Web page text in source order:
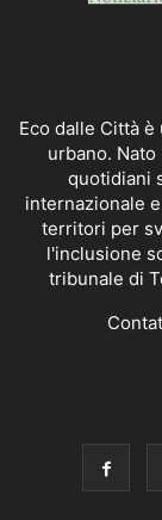
Eco dalle Città
urbano.
quotidiani
internazionale
territori per
l'inclusione
tribunale di